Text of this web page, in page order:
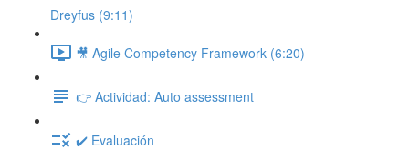
Dreyfus (9:11)
🎥 Agile Competency Framework (6:20)
👉 Actividad: Auto assessment
✔️ Evaluación